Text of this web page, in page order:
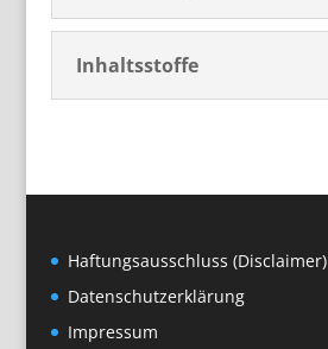
Inhaltsstoffe
Haftungsausschluss (Disclaimer)
Datenschutzerklärung
Impressum